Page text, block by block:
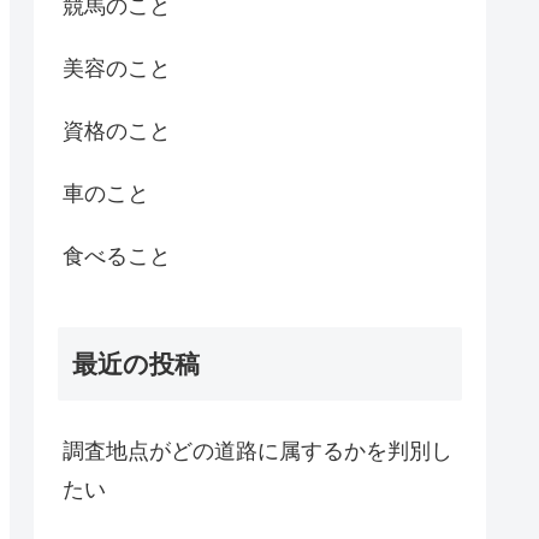
競馬のこと
美容のこと
資格のこと
車のこと
食べること
最近の投稿
調査地点がどの道路に属するかを判別し
たい